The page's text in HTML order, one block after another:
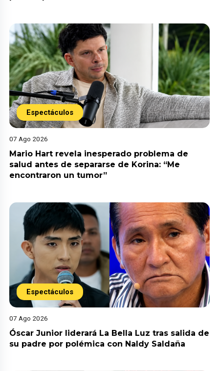
Espectáculos
07 Ago 2026
Mario Hart revela inesperado problema de
salud antes de separarse de Korina: “Me
encontraron un tumor”
Espectáculos
07 Ago 2026
Óscar Junior liderará La Bella Luz tras salida de
su padre por polémica con Naldy Saldaña